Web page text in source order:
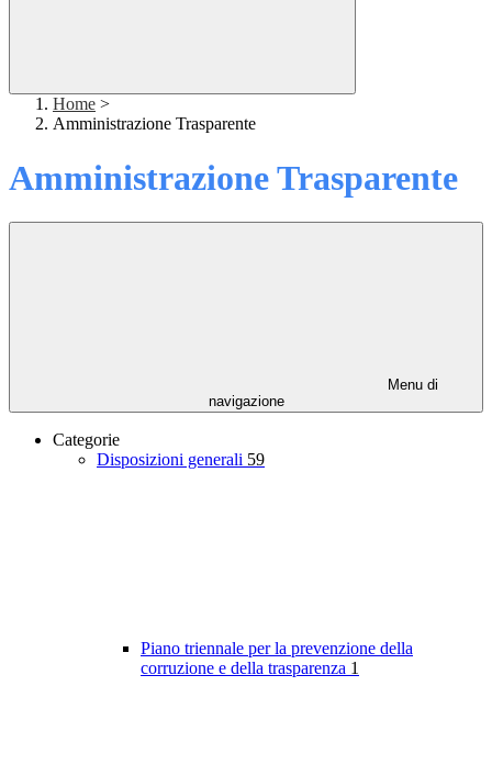
Home >
Amministrazione Trasparente
Amministrazione Trasparente
Menu di
navigazione
Categorie
Disposizioni generali 59
Piano triennale per la prevenzione della
corruzione e della trasparenza 1